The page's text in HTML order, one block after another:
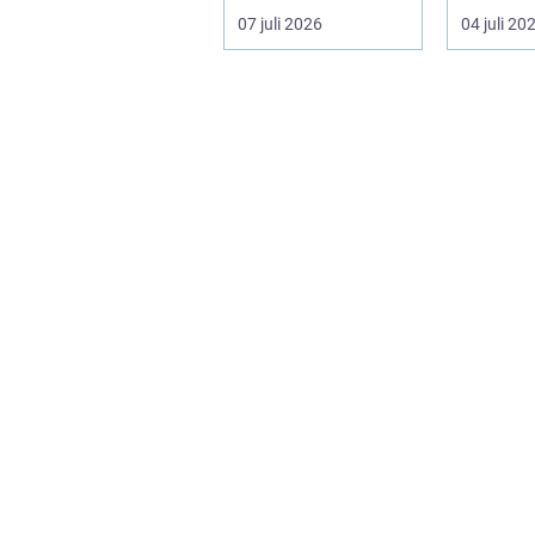
känsla. Rätt
materi...
07 juli 2026
ramar in
04 juli